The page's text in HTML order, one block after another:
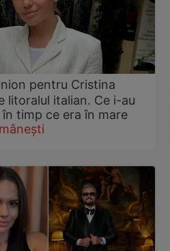
pentru Cristina
litoralul italian. Ce i-au
timp ce era în mare